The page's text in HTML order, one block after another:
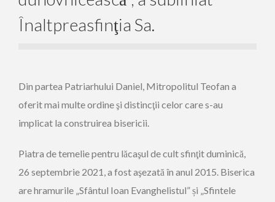
Înaltpreasfinţia Sa.
Din partea Patriarhului Daniel, Mitropolitul Teofan a
oferit mai multe ordine şi distincţii celor care s-au
implicat la construirea bisericii.
Piatra de temelie pentru lăcaşul de cult sfinţit duminică,
26 septembrie 2021, a fost aşezată în anul 2015. Biserica
are hramurile „Sfântul Ioan Evanghelistul” și „Sfintele